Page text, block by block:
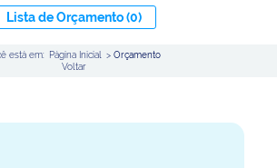
Lista de Orçamento(0)
está em: Página Inicial >Orçamento
Voltar